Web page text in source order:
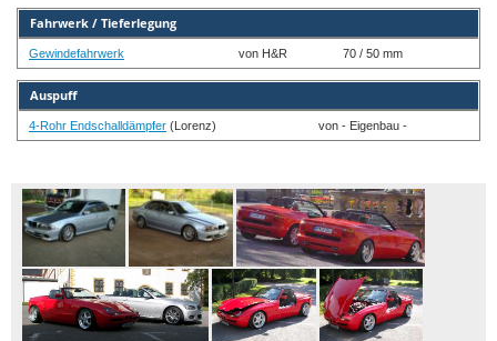
Fahrwerk / Tieferlegung
Gewindefahrwerk von H&R 70 / 50 mm
Auspuff
4-Rohr Endschalldämpfer (Lorenz) von - Eigenbau -